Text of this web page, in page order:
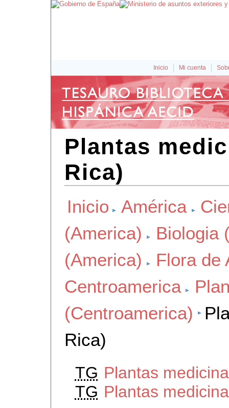
Inicio Mi cuenta
Plantas
Rica)
Inicio América
(America)
Biologia
(America)
Flora de
Centroamerica
(Centroamerica)
Rica)
TG Plantas
TG Plantas